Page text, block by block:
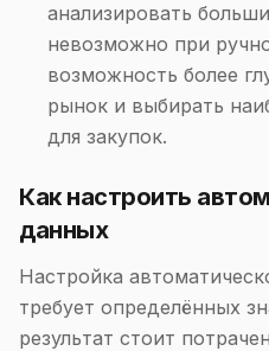
анализировать
невозможно при
возможность более
рынок и выбирать
для закупок.
Как настроить
данных
Настройка
требует определённых
результат стоит